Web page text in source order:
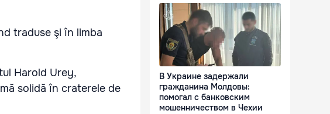
traduse şi în limba
Harold Urey,
solidă în craterele de
В Украине задержали
гражданина Молдовы:
помогал с банковским
мошенничеством в Чехии